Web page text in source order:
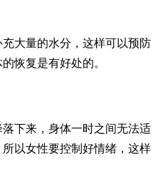
大量的水分，这样可以预防
恢复是有好处的。
下来，身体一时之间无法适
以女性要控制好情绪，这样